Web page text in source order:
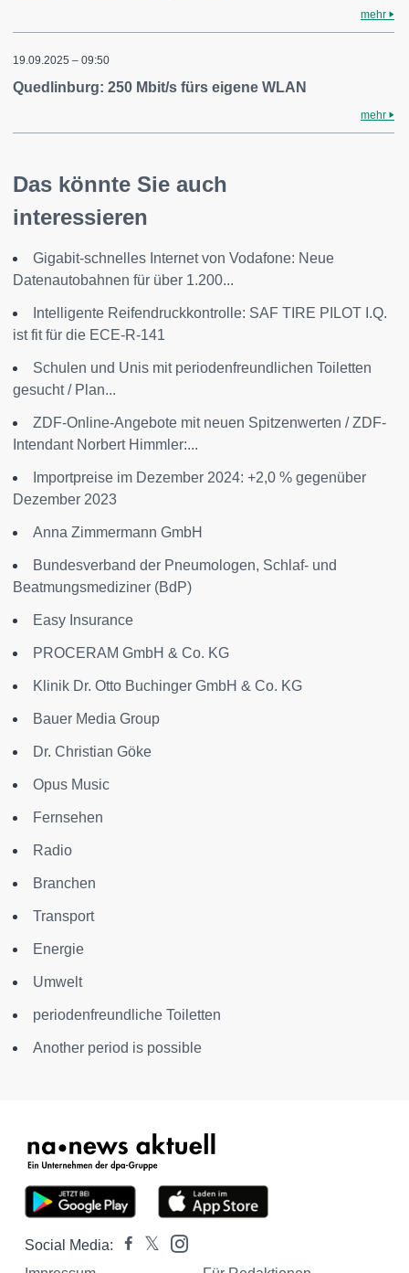
mehr
19.09.2025 – 09:50
Quedlinburg: 250 Mbit/s fürs eigene WLAN
mehr
Das könnte Sie auch
interessieren
Gigabit-schnelles Internet von Vodafone: Neue
Datenautobahnen für über 1.200...
Intelligente Reifendruckkontrolle: SAF TIRE PILOT I.Q.
ist fit für die ECE-R-141
Schulen und Unis mit periodenfreundlichen Toiletten
gesucht / Plan...
ZDF-Online-Angebote mit neuen Spitzenwerten / ZDF-
Intendant Norbert Himmler:...
Importpreise im Dezember 2024: +2,0 % gegenüber
Dezember 2023
Anna Zimmermann GmbH
Bundesverband der Pneumologen, Schlaf- und
Beatmungsmediziner (BdP)
Easy Insurance
PROCERAM GmbH & Co. KG
Klinik Dr. Otto Buchinger GmbH & Co. KG
Bauer Media Group
Dr. Christian Göke
Opus Music
Fernsehen
Radio
Branchen
Transport
Energie
Umwelt
periodenfreundliche Toiletten
Another period is possible
Social Media: